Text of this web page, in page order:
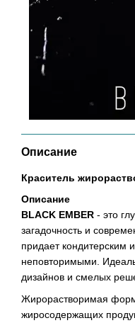
Описание
Краситель
Описание
BLACK EMBER - это
загадочность и
придает
неповторимыми.
дизайнов и смелых
Жирорастворимая
жиросодержащих